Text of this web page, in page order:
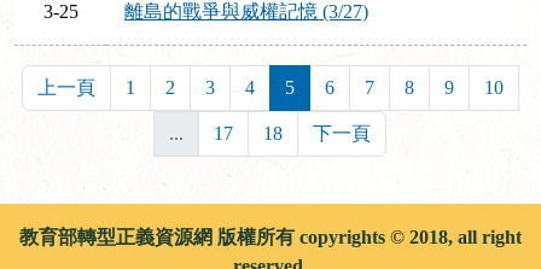
3-25
離島的戰爭與威權記憶 (3/27)
上一頁 1 2 3 4 5 6 7 8 9 10
... 17 18 下一頁
教育部轉型正義資源網 版權所有 copyrights © 2018, all right